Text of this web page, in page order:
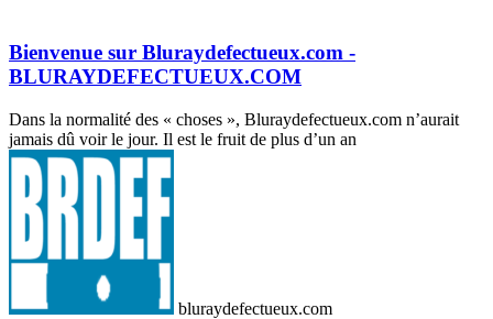
Bienvenue sur Bluraydefectueux.com -
BLURAYDEFECTUEUX.COM
Dans la normalité des « choses », Bluraydefectueux.com n’aurait
jamais dû voir le jour. Il est le fruit de plus d’un an
bluraydefectueux.com